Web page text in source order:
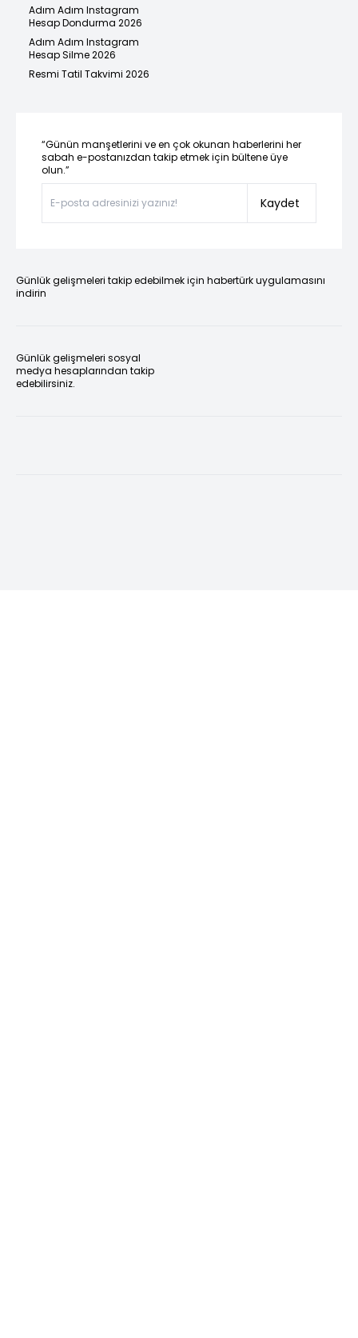
Adım Adım Instagram
Hesap Dondurma 2026
Adım Adım Instagram
Hesap Silme 2026
Resmi Tatil Takvimi 2026
“Günün manşetlerini ve en çok okunan haberlerini her
sabah e-postanızdan takip etmek için bültene üye
olun.”
Kaydet
Günlük gelişmeleri takip edebilmek için habertürk uygulamasını
indirin
Günlük gelişmeleri sosyal
medya hesaplarından takip
edebilirsiniz.